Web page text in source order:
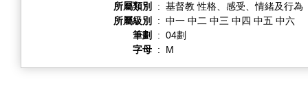
所屬類別 : 基督教 性格、感受、情緒及行為
所屬級別
: 中一 中二 中三 中四 中五 中六
筆劃
: 04劃
字母 : M